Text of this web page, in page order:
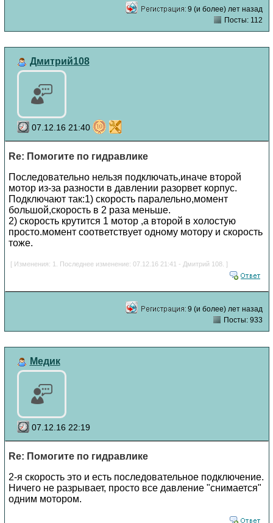
9 (и более) лет назад
Посты: 112
Дмитрий108
07.12.16 21:40
Re: Помогите по гидравлике
Последовательно нельзя подключать,иначе второй
мотор из-за разности в давлении разорвет корпус.
Подключают так:1) скорость паралельно,момент
большой,скорость в 2 раза меньше.
2) скорость крутится 1 мотор ,а второй в холостую
просто.момент соответствует одному мотору и скорость
тоже.
[ Изменения: 1. Последнее изменение: 07.12.16 21:41 - Дмитрий 108. ]
9 (и более) лет назад
Посты: 933
Медик
07.12.16 22:19
Re: Помогите по гидравлике
2-я скорость это и есть последовательное подключение.
Ничего не разрывает, просто все давление "снимается"
одним мотором.